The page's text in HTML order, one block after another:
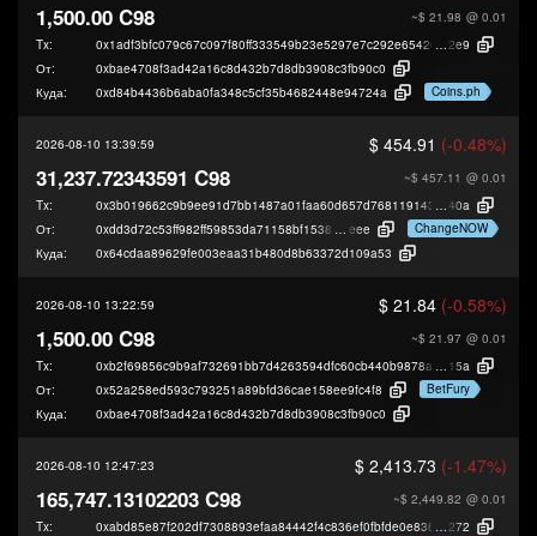
~$ 21.98 @ 0.01
1,500.00 C98
Tx: 0x1adf3bfc079c67c097f80ff333549b23e5297e7c292e65426ab10058564f1
2e9
От:
0xbae4708f3ad42a16c8d432b7d8db3908c3fb90c0
Куда:
0xd84b4436b6aba0fa348c5cf35b4682448e94724a Coins.ph
2026-08-10 13:39:59 $ 454.91 (-0.48%)
~$ 457.11 @ 0.01
31,237.72343591 C98
Tx: 0x3b019662c9b9ee91d7bb1487a01faa60d657d76811914351cbbb0f5bd4cb9
40a
От:
0xdd3d72c53ff982ff59853da71158bf1538b3ceee
ChangeNOW
Куда:
0x64cdaa89629fe003eaa31b480d8b63372d109a53
2026-08-10 13:22:59 $ 21.84 (-0.58%)
~$ 21.97 @ 0.01
1,500.00 C98
Tx: 0xb2f69856c9b9af732691bb7d4263594dfc60cb440b9878ae17b62872cea12
15a
От:
0x52a258ed593c793251a89bfd36cae158ee9fc4f8
BetFury
Куда:
0xbae4708f3ad42a16c8d432b7d8db3908c3fb90c0
2026-08-10 12:47:23 $ 2,413.73 (-1.47%)
~$ 2,449.82 @ 0.01
165,747.13102203 C98
Tx: 0xabd85e87f202df7308893efaa84442f4c836ef0fbfde0e8366a1c141d2fd0
272